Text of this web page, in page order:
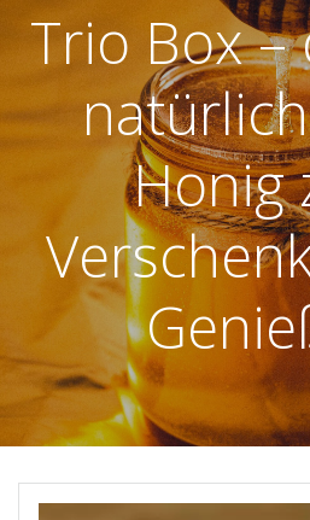
Trio Box
Honig